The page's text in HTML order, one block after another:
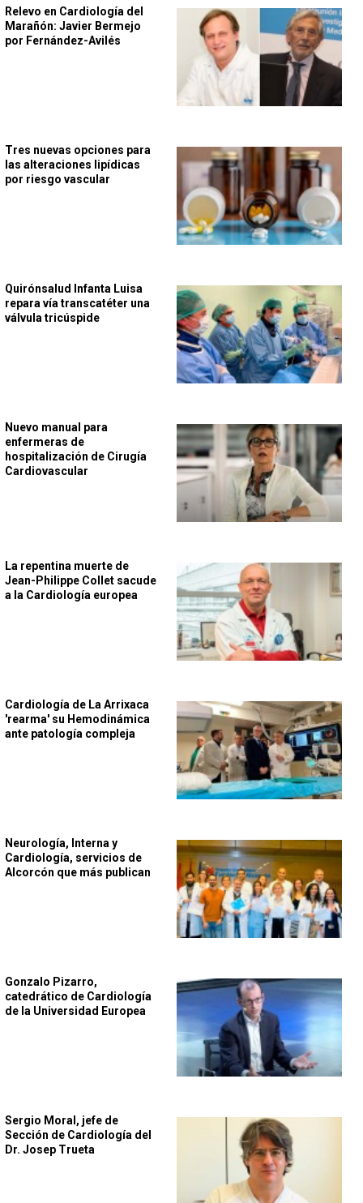
Relevo en Cardiología del
Marañón: Javier Bermejo
por Fernández-Avilés
Tres nuevas opciones para
las alteraciones lipídicas
por riesgo vascular
Quirónsalud Infanta Luisa
repara vía transcatéter una
válvula tricúspide
Nuevo manual para
enfermeras de
hospitalización de Cirugía
Cardiovascular
La repentina muerte de
Jean-Philippe Collet sacude
a la Cardiología europea
Cardiología de La Arrixaca
'rearma' su Hemodinámica
ante patología compleja
Neurología, Interna y
Cardiología, servicios de
Alcorcón que más publican
Gonzalo Pizarro,
catedrático de Cardiología
de la Universidad Europea
Sergio Moral, jefe de
Sección de Cardiología del
Dr. Josep Trueta